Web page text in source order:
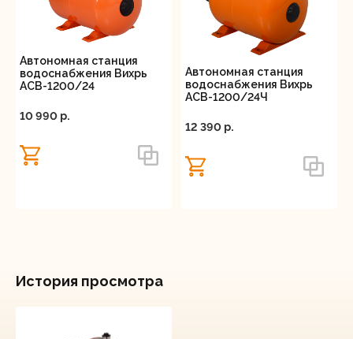
Автономная станция
водоснабжения Вихрь
АСВ-1200/24
10 990 p.
Автономная станция
водоснабжения Вихрь
АСВ-1200/24Ч
12 390 p.
История просмотра